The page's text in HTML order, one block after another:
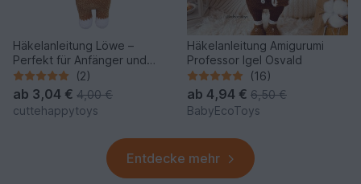
Häkelanleitung Löwe –
Perfekt für Anfänger und
Profis
(2)
ab 3,04 € 4,00 €
cuttehappytoys
Häkelanleitung Amigurumi
Professor Igel Osvald
(16)
ab 4,94 € 6,50 €
BabyEcoToys
Entdecke mehr